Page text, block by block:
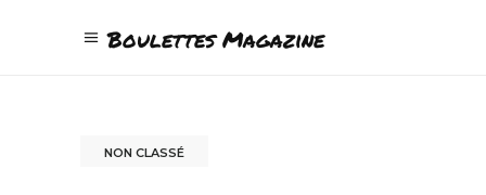
Boulettes Magazine
NON CLASSÉ